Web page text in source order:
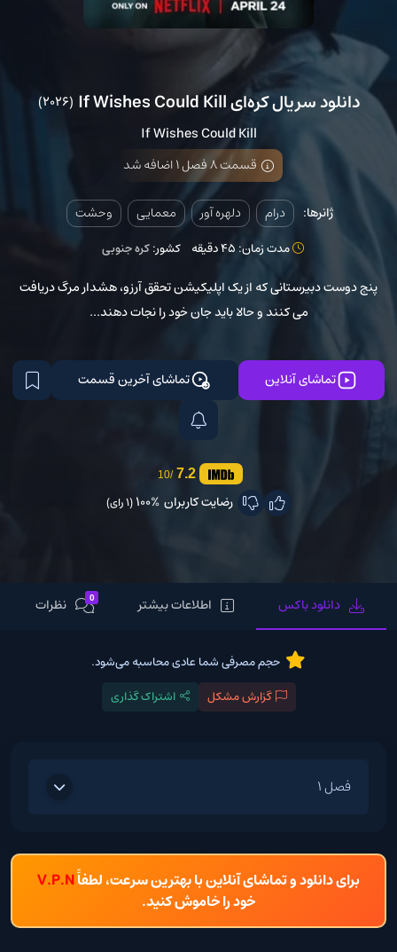
دانلود سریال کره‌ای If Wishes Could Kill (2026)
If Wishes Could Kill
قسمت 8 فصل 1 اضافه شد
ژانرها: درام دلهره آور معمایی وحشت
مدت زمان: 45 دقیقه کشور:کره جنوبی
پنج دوست دبیرستانی که از یک اپلیکیشن تحقق آرزو، هشدار مرگ دریافت
می کنند و حالا باید جان خود را نجات دهند...
تماشای آنلاین تماشای آخرین قسمت
7.2
/10
رضایت کاربران 100%(1 رای)
دانلود باکس اطلاعات بیشتر 0 نظرات
حجم مصرفی شما عادی محاسبه می‌شود.
گزارش مشکل
اشتراک گذاری
فصل 1
برای دانلود و تماشای آنلاین با بهترین سرعت، لطفاًV.P.N
خود را خاموش کنید.